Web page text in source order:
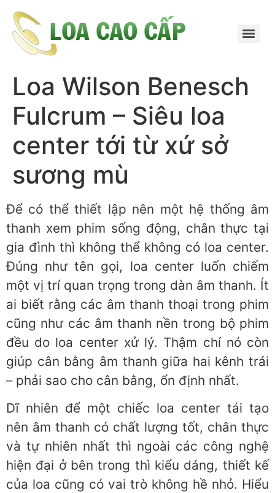
Loa Wilson Benesch
Fulcrum – Siêu loa
center tới từ xứ sở
sương mù
Để có thể thiết lập nên một hệ thống âm
thanh xem phim sống động, chân thực tại
gia đình thì không thể không có loa center.
Đúng như tên gọi, loa center luốn chiếm
một vị trí quan trọng trong dàn âm thanh. Ít
ai biết rằng các âm thanh thoại trong phim
cũng như các âm thanh nền trong bộ phim
đều do loa center xử lý. Thậm chí nó còn
giúp cân bằng âm thanh giữa hai kênh trái
– phải sao cho cân bằng, ổn định nhất.
Dĩ nhiên để một chiếc loa center tái tạo
nên âm thanh có chất lượng tốt, chân thực
và tự nhiên nhất thì ngoài các công nghệ
hiện đại ở bên trong thì kiểu dáng, thiết kế
của loa cũng có vai trò không hề nhỏ. Hiểu